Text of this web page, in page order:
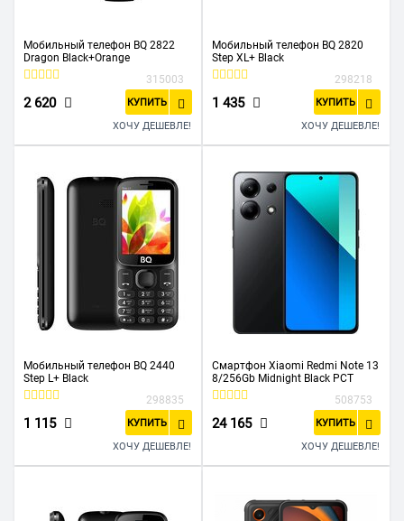
Мобильный телефон BQ 2822
Dragon Black+Orange
315003
2 620 КУПИТЬ
ХОЧУ ДЕШЕВЛЕ!
Мобильный телефон BQ 2820
Step XL+ Black
298218
1 435 КУПИТЬ
ХОЧУ ДЕШЕВЛЕ!
Мобильный телефон BQ 2440
Step L+ Black
298835
1 115 КУПИТЬ
ХОЧУ ДЕШЕВЛЕ!
Смартфон Xiaomi Redmi Note 13
8/256Gb Midnight Black РСТ
508753
24 165 КУПИТЬ
ХОЧУ ДЕШЕВЛЕ!